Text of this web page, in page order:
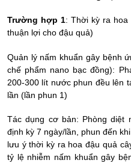
Trường hợp 1: Thời kỳ ra hoa
thuận lợi cho đậu quả)
Quản lý nấm khuẩn gây bệnh
chế phẩm nano bạc đồng):
200-300 lít nước phun đều lên
lần (lần phun 1)
Tác dụng cơ bản: Phòng diệt
định kỳ 7 ngày/lần, phun đến
lưu ý thời kỳ ra hoa đậu quả
tỷ lệ nhiễm nấm khuẩn gây